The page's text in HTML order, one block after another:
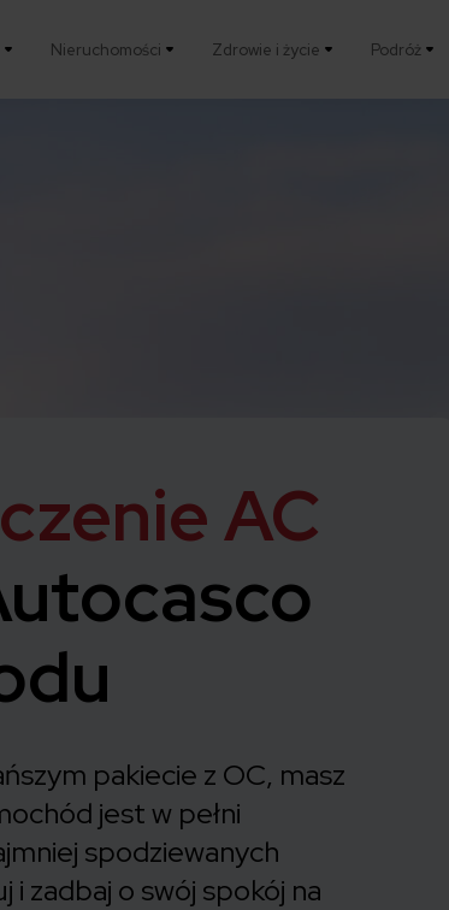
Nieruchomości Zdrowie i życie Podróż
AC
pakiecie z OC, masz
jest w pełni
spodziewanych
i zadbaj o swój spokój na